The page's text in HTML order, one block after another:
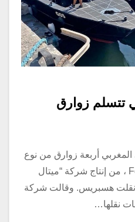
تتسلم زوارق
أربعة زوارق من نوع
Fearless Super Interceptor ، من إنتاج شركة “ميتال
نقلت هسبريس. وقالت شركة
نقلها…